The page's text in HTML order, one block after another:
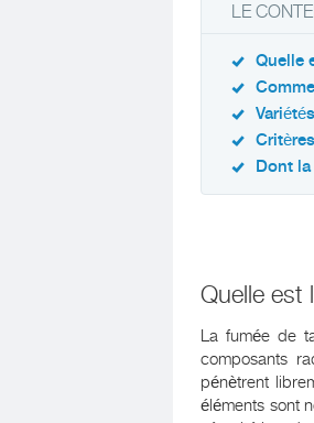
LE
Quelle
Dont
Quelle est
La fumée de
composants
pénètrent
éléments sont